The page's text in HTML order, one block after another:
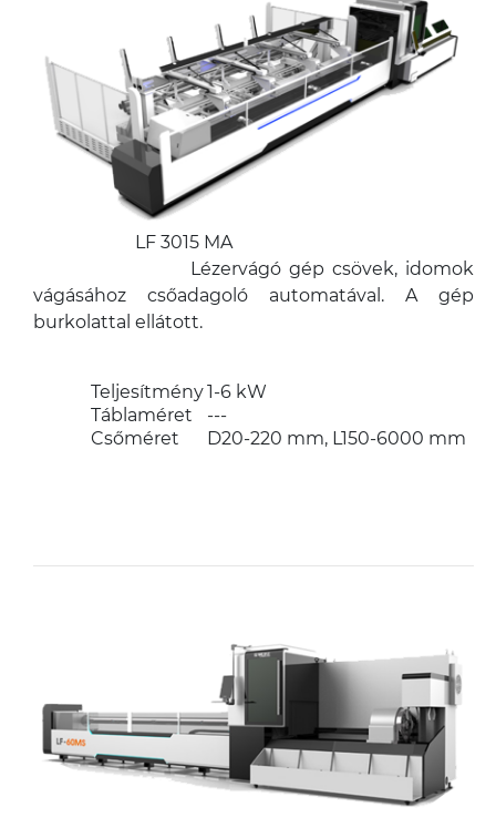
LF 3015 MA
Lézervágó gép csövek, idomok
vágásához csőadagoló automatával. A gép
burkolattal ellátott.
Teljesítmény1-6 kW
Táblaméret
---
Csőméret
D20-220 mm, L150-6000 mm